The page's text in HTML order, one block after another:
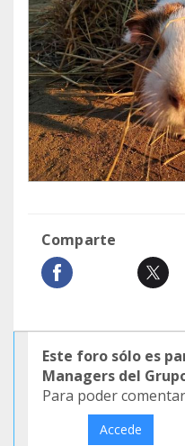
Comparte
Este foro sólo es
Managers del
Para poder
Accede